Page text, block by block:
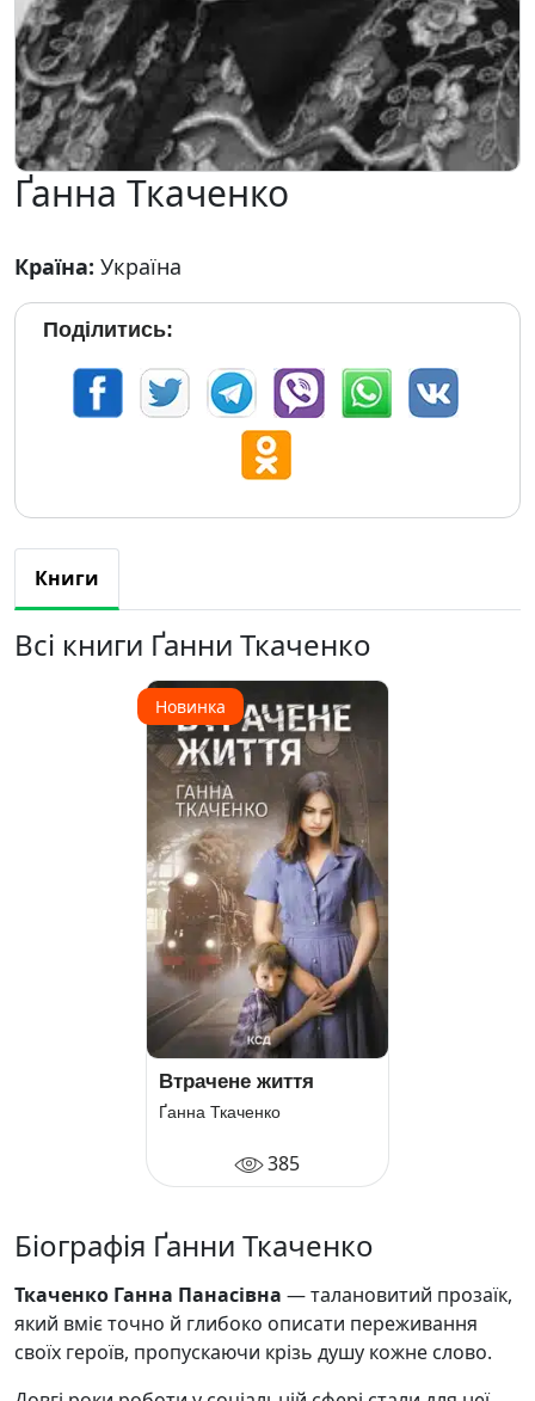
Ґанна Ткаченко
Країна: Україна
Поділитись:
Книги
Всі книги Ґанни Ткаченко
Новинка
Втрачене життя
Ґанна Ткаченко
385
Біографія Ґанни Ткаченко
Ткаченко Ганна Панасівна — талановитий прозаїк,
який вміє точно й глибоко описати переживання
своїх героїв, пропускаючи крізь душу кожне слово.